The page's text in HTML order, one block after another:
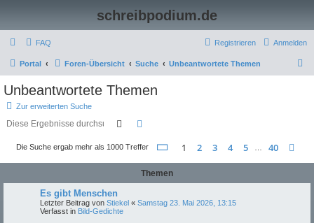
schreibpodium.de
FAQ Anmelden
Registrieren
Portal Foren-Übersicht Suche Unbeantwortete Themen
Unbeantwortete Themen
Zur erweiterten Suche
Suche
Die Suche ergab mehr als 1000 Treffer Seite 1von 40
1 2 3 4 5 40
Themen
Es gibt Menschen
Letzter Beitrag von Stiekel « Samstag 23. Mai 2026, 13:15
Verfasst in Bild-Gedichte